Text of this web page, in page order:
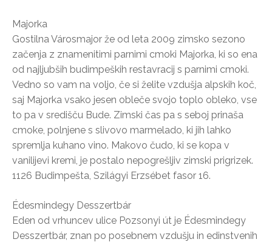
Majorka
Gostilna Városmajor že od leta 2009 zimsko sezono
začenja z znamenitimi parnimi cmoki Majorka, ki so ena
od najljubših budimpeških restavracij s parnimi cmoki.
Vedno so vam na voljo, če si želite vzdušja alpskih koč,
saj Majorka vsako jesen obleče svojo toplo obleko, vse
to pa v središču Bude. Zimski čas pa s seboj prinaša
cmoke, polnjene s slivovo marmelado, ki jih lahko
spremlja kuhano vino. Makovo čudo, ki se kopa v
vanilijevi kremi, je postalo nepogrešljiv zimski prigrizek.
1126 Budimpešta, Szilágyi Erzsébet fasor 16.
Édesmindegy Desszertbár
Eden od vrhuncev ulice Pozsonyi út je Édesmindegy
Desszertbár, znan po posebnem vzdušju in edinstvenih